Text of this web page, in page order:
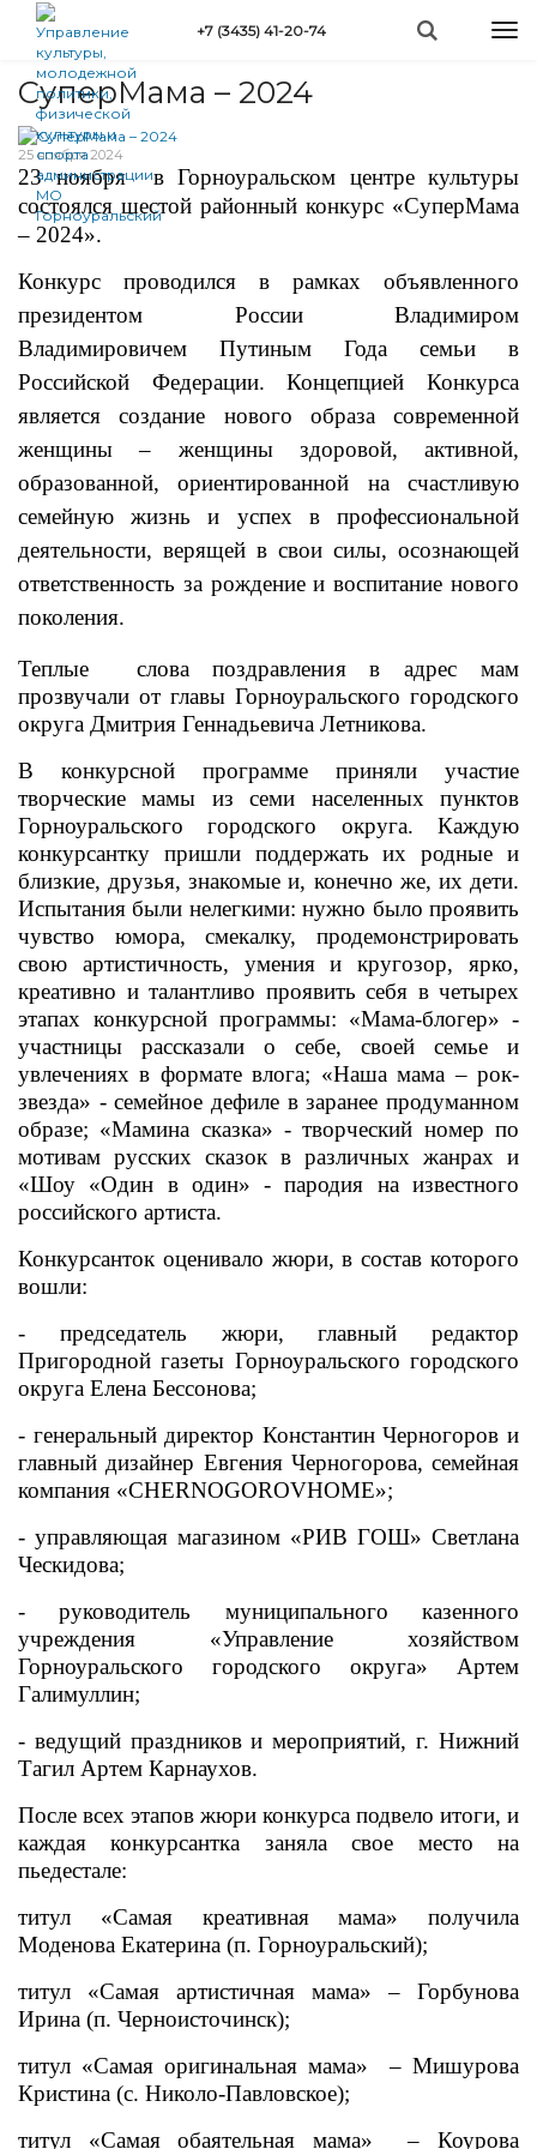
Перейти
основному
содержанию
+7 (3435) 41-20-74
Вы
здесь
СуперМама – 2024
25 ноября 2024
23 ноября в Горноуральском центре культуры
состоялся шестой районный конкурс «СуперМама
– 2024».
Конкурс проводился в рамках объявленного
президентом России Владимиром
Владимировичем Путиным Года семьи в
Российской Федерации. Концепцией Конкурса
является создание нового образа современной
женщины – женщины здоровой, активной,
образованной, ориентированной на счастливую
семейную жизнь и успех в профессиональной
деятельности, верящей в свои силы, осознающей
ответственность за рождение и воспитание нового
поколения.
Теплые слова поздравления в адрес мам
прозвучали от главы Горноуральского городского
округа Дмитрия Геннадьевича Летникова.
В конкурсной программе приняли участие
творческие мамы из семи населенных пунктов
Горноуральского городского округа. Каждую
конкурсантку пришли поддержать их родные и
близкие, друзья, знакомые и, конечно же, их дети.
Испытания были нелегкими: нужно было проявить
чувство юмора, смекалку, продемонстрировать
свою артистичность, умения и кругозор, ярко,
креативно и талантливо проявить себя в четырех
этапах конкурсной программы: «Мама-блогер» -
участницы рассказали о себе, своей семье и
увлечениях в формате влога; «Наша мама – рок-
звезда» - семейное дефиле в заранее продуманном
образе; «Мамина сказка» - творческий номер по
мотивам русских сказок в различных жанрах и
«Шоу «Один в один» - пародия на известного
российского артиста.
Конкурсанток оценивало жюри, в состав которого
вошли:
- председатель жюри, главный редактор
Пригородной газеты Горноуральского городского
округа Елена Бессонова;
- генеральный директор Константин Черногоров и
главный дизайнер Евгения Черногорова, семейная
компания «CHERNOGOROVHOME»;
- управляющая магазином «РИВ ГОШ» Светлана
Ческидова;
- руководитель муниципального казенного
учреждения «Управление хозяйством
Горноуральского городского округа» Артем
Галимуллин;
- ведущий праздников и мероприятий, г. Нижний
Тагил Артем Карнаухов.
После всех этапов жюри конкурса подвело итоги, и
каждая конкурсантка заняла свое место на
пьедестале:
титул «Самая креативная мама» получила
Моденова Екатерина (п. Горноуральский);
титул «Самая артистичная мама» – Горбунова
Ирина (п. Черноисточинск);
титул «Самая оригинальная мама» – Мишурова
Кристина (с. Николо-Павловское);
титул «Самая обаятельная мама» – Коурова